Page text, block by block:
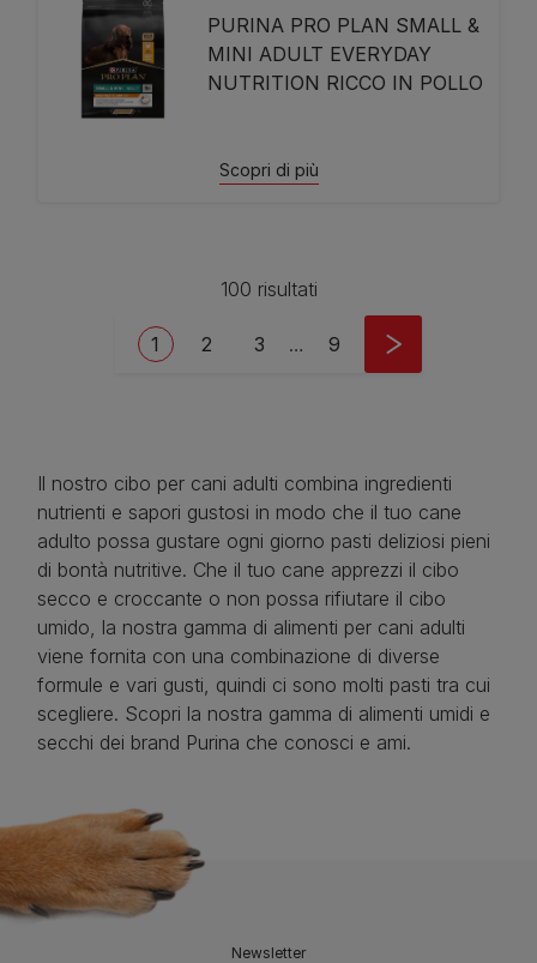
PURINA PRO PLAN SMALL &
MINI ADULT EVERYDAY
NUTRITION RICCO IN POLLO
Scopri di più
100 risultati
Current page
1 Page
2 Page
3 … Last page
9
Il nostro cibo per cani adulti combina ingredienti
nutrienti e sapori gustosi in modo che il tuo cane
adulto possa gustare ogni giorno pasti deliziosi pieni
di bontà nutritive. Che il tuo cane apprezzi il cibo
secco e croccante o non possa rifiutare il cibo
umido, la nostra gamma di alimenti per cani adulti
viene fornita con una combinazione di diverse
formule e vari gusti, quindi ci sono molti pasti tra cui
scegliere. Scopri la nostra gamma di alimenti umidi e
secchi dei brand Purina che conosci e ami.
Newsletter